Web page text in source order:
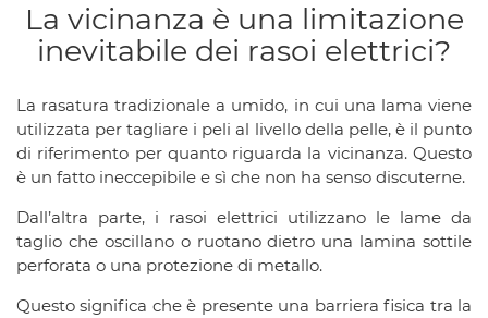
La vicinanza è una limitazione
inevitabile dei rasoi elettrici?
La rasatura tradizionale a umido, in cui una lama viene
utilizzata per tagliare i peli al livello della pelle, è il punto
di riferimento per quanto riguarda la vicinanza. Questo
è un fatto ineccepibile e sì che non ha senso discuterne.
Dall’altra parte, i rasoi elettrici utilizzano le lame da
taglio che oscillano o ruotano dietro una lamina sottile
perforata o una protezione di metallo.
Questo significa che è presente una barriera fisica tra la